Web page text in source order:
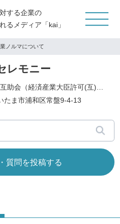
する企業の
るメディア「kai」
ノルマについて
レモニー
○冠婚葬祭互助会（経済産業大臣許可(互)第3042号） ○冠婚葬祭役務提供 ○互助会会員に対するレジャーサービス（あっぷるクラブ） ○福祉機器・介護用品レンタル販売（シルバーマーク認定）、介護タクシー
たま市浦和区常盤9-4-13
質問を投稿する